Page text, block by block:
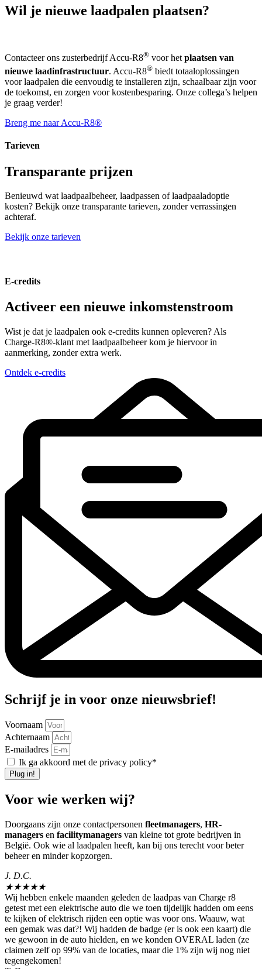
Wil je nieuwe laadpalen plaatsen?
Contacteer ons zusterbedrijf Accu-R8® voor hetplaatsen van
nieuwe laadinfrastructuur. Accu-R8® biedt totaaloplossingen
voor laadpalen die eenvoudig te installeren zijn, schaalbaar zijn voor
de toekomst, en zorgen voor kostenbesparing. Onze collega’s helpen
je graag verder!
Breng me naar Accu-R8®
Tarieven
Transparante prijzen
Benieuwd wat laadpaalbeheer, laadpassen of laadpaaladoptie
kosten? Bekijk onze transparante tarieven, zonder verrassingen
achteraf.
Bekijk onze tarieven
E-credits
Activeer een nieuwe inkomstenstroom
Wist je dat je laadpalen ook e-credits kunnen opleveren? Als
Charge-R8®-klant met laadpaalbeheer kom je hiervoor in
aanmerking, zonder extra werk.
Ontdek e-credits
Schrijf je in voor onze nieuwsbrief!
Voornaam
Achternaam
E-mailadres
Ik ga akkoord met de privacy policy*
Plug in!
Voor wie werken wij?
Doorgaans zijn onze contactpersonen fleetmanagers, HR-
managers en facilitymanagers van kleine tot grote bedrijven in
België. Ook wie al laadpalen heeft, kan bij ons terecht voor beter
beheer en minder kopzorgen.
J. D.C.
★★★★★
Wij hebben enkele maanden geleden de laadpas van Charge r8
getest met een elektrische auto die we toen tijdelijk hadden om eens
te kijken of elektrisch rijden een optie was voor ons. Waauw, wat
een gemak was dat?! Wij hadden de badge (er is ook een kaart) die
we gewoon in de auto hielden, en we konden OVERAL laden (ze
claimen zelf op 99% van de locaties, maar die 1% zijn wij nog niet
tegengekomen!